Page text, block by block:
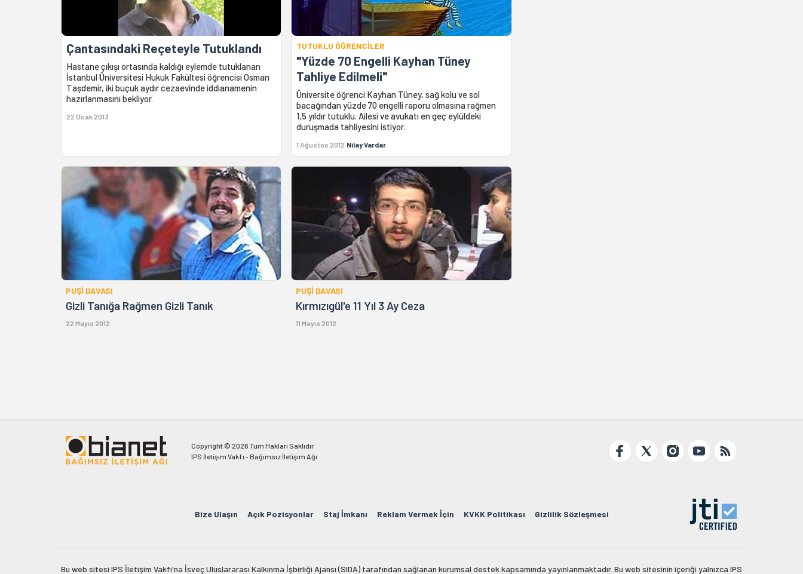
Çantasındaki Reçeteyle Tutuklandı
Hastane çıkışı ortasında kaldığı eylemde tutuklanan
İstanbul Üniversitesi Hukuk Fakültesi öğrencisi Osman
Taşdemir, iki buçuk aydır cezaevinde iddianamenin
hazırlanmasını bekliyor.
22 Ocak 2013
TUTUKLU ÖĞRENCİLER
"Yüzde 70 Engelli Kayhan Tüney
Tahliye Edilmeli"
Üniversite öğrenci Kayhan Tüney, sağ kolu ve sol
bacağından yüzde 70 engelli raporu olmasına rağmen
1,5 yıldır tutuklu. Ailesi ve avukatı en geç eylüldeki
duruşmada tahliyesini istiyor.
1 Ağustos 2012 Nilay Vardar
PUŞİ DAVASI
Gizli Tanığa Rağmen Gizli Tanık
22 Mayıs 2012
PUŞİ DAVASI
Kırmızıgül'e 11 Yıl 3 Ay Ceza
11 Mayıs 2012
Copyright © 2026 Tüm Hakları Saklıdır
IPS İletişim Vakfı - Bağımsız İletişim Ağı
Bize Ulaşın Açık Pozisyonlar Staj İmkanı Reklam Vermek İçin KVKK Politikası Gizlilik Sözleşmesi
Bu web sitesi IPS İletişim Vakfı'na İsveç Uluslararası Kalkınma İşbirliği Ajansı (SIDA) tarafından sağlanan kurumsal destek kapsamında yayınlanmaktadır. Bu web sitesinin içeriği yalnızca IPS